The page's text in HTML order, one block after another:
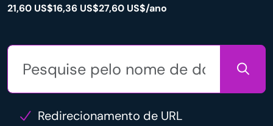
21,60 US$16,36 US$27,60 US$/ano
Redirecionamento de URL